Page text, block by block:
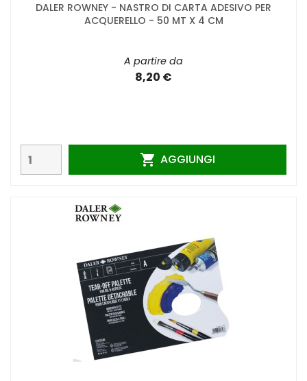
DALER ROWNEY - NASTRO DI CARTA ADESIVO PER
ACQUERELLO - 50 MT X 4 CM
A partire da
8,20 €
 AGGIUNGI